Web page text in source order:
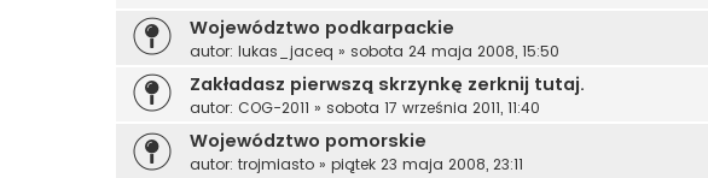
Województwo podkarpackie
autor: lukas_jaceq » sobota 24 maja 2008, 15:50
Zakładasz pierwszą skrzynkę zerknij tutaj.
autor: COG-2011 » sobota 17 września 2011, 11:40
Województwo pomorskie
autor: trojmiasto » piątek 23 maja 2008, 23:11